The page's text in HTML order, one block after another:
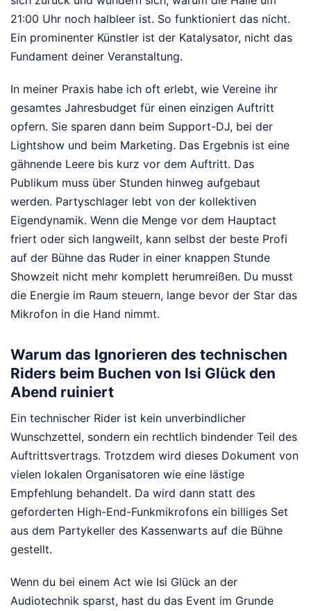
21:00 Uhr noch halbleer ist. So funktioniert das nicht.
Ein prominenter Künstler ist der Katalysator, nicht das
Fundament deiner Veranstaltung.
In meiner Praxis habe ich oft erlebt, wie Vereine ihr
gesamtes Jahresbudget für einen einzigen Auftritt
opfern. Sie sparen dann beim Support-DJ, bei der
Lightshow und beim Marketing. Das Ergebnis ist eine
gähnende Leere bis kurz vor dem Auftritt. Das
Publikum muss über Stunden hinweg aufgebaut
werden. Partyschlager lebt von der kollektiven
Eigendynamik. Wenn die Menge vor dem Hauptact
friert oder sich langweilt, kann selbst der beste Profi
auf der Bühne das Ruder in einer knappen Stunde
Showzeit nicht mehr komplett herumreißen. Du musst
die Energie im Raum steuern, lange bevor der Star das
Mikrofon in die Hand nimmt.
Warum das Ignorieren des technischen
Riders beim Buchen von Isi Glück den
Abend ruiniert
Ein technischer Rider ist kein unverbindlicher
Wunschzettel, sondern ein rechtlich bindender Teil des
Auftrittsvertrags. Trotzdem wird dieses Dokument von
vielen lokalen Organisatoren wie eine lästige
Empfehlung behandelt. Da wird dann statt des
geforderten High-End-Funkmikrofons ein billiges Set
aus dem Partykeller des Kassenwarts auf die Bühne
gestellt.
Wenn du bei einem Act wie Isi Glück an der
Audiotechnik sparst, hast du das Event im Grunde